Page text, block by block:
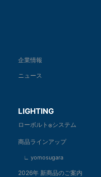
企業情報
ニュース
LIGHTING
ローボルト ®システム
商品ラインアップ
∟ yomosugara
2026年 新商品のご案内